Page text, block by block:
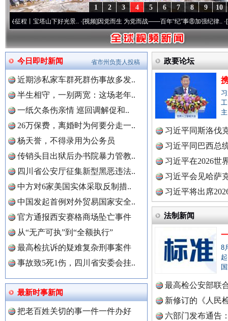
10
9
8
7
6
5
4
3
2
1
塔山下好光景..·[视频]因党而生 为党而战——百年“纪”事⑧加强纪律..·[视频]牢记初
今日即时新闻
近期涉私家车群死群伤事故多发..
半生相守，一别两宽：这场老年..
一纸欠条伤亲情 巡回调解促和..
26万保费，离婚时为何要分走一..
杨天誉，不得录用为公务员
传销头目出狱后办书院暴力管教..
四川省公安厅征集新型黑恶违法..
中方对6家美国实体采取反制措..
中国发起首例对外贸易国家安全..
官方通报西安赛格商场坠亡事件
从“无产可执”到“全额执行”
最高检抗诉的疑难复杂刑事案件
事故致5死1伤，四川省安委会挂..
最新时事新闻
把老百姓关切的事一件一件办好
省市州负责人投稿 政要论坛
习近平同斯洛伐
习近平同巴西总
习近平在2026世
理高级..
习近平会见哈萨
习近平将出席
球治理..
法制新闻
8
最高检公安部联
周岁未..
新修订的《人民
布
六部门发布通告
中国全民新闻网.
“后车司机肯定在骂我” 全民健
世界屋脊 天路回响
红船起航处 潮起向未来 广州首